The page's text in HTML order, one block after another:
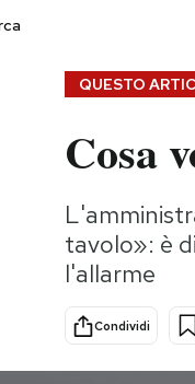
Consumismi
Storie/Idee
Ok Boomer!
Europa
QUESTO
Cosa
tavolo»: è
l'allarme
Condividi